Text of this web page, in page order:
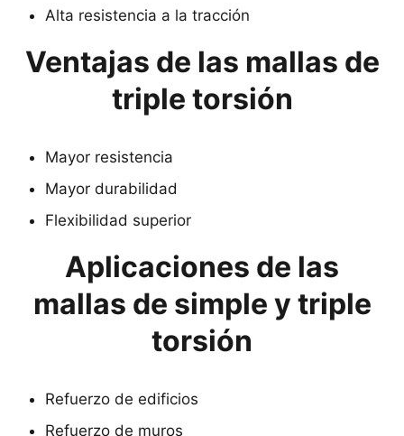
Alta resistencia a la tracción
Ventajas de las mallas de
triple torsión
Mayor resistencia
Mayor durabilidad
Flexibilidad superior
Aplicaciones de las
mallas de simple y triple
torsión
Refuerzo de edificios
Refuerzo de muros